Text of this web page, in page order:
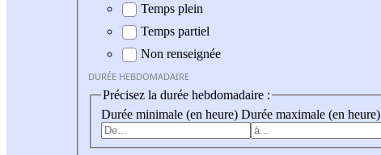
Durée hebdomadaire
Temps plein
Temps partiel
Non renseignée
DURÉE HEBDOMADAIRE
Précisez la durée hebdomadaire :
Durée minimale (en heure) Durée maximale (en heure)